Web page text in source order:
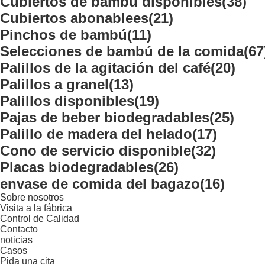
Cubiertos abonablees(21)
Pinchos de bambú(11)
Selecciones de bambú de la comida
Palillos de la agitación del café(20)
Palillos a granel(13)
Palillos disponibles(19)
Pajas de beber biodegradables(25)
Palillo de madera del helado(17)
Cono de servicio disponible(32)
Placas biodegradables(26)
envase de comida del bagazo(16)
Sobre nosotros
Visita a la fábrica
Control de Calidad
Contacto
noticias
Casos
Pida una cita